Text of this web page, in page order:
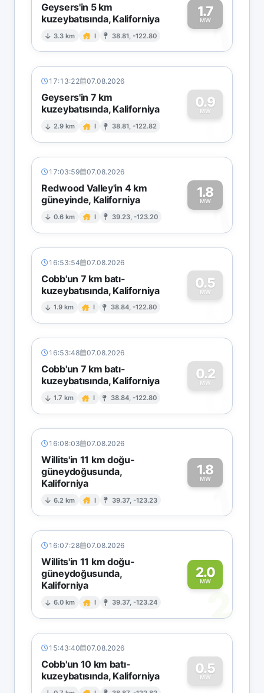
Geysers'in 5 km
kuzeybatısında, Kaliforniya
3.3 km I 38.81, -122.80
1.7
MW1
17:13:22 07.08.2026
Geysers'in 7 km
kuzeybatısında, Kaliforniya
2.9 km I 38.81, -122.82
0.9
MW
0
17:03:59 07.08.2026
Redwood Valley'in 4 km
güneyinde, Kaliforniya
0.6 km I 39.23, -123.20
1.8
MW1
16:53:54 07.08.2026
Cobb'un 7 km batı-
kuzeybatısında, Kaliforniya
1.9 km I 38.84, -122.80
0.5
MW
0
16:53:48 07.08.2026
Cobb'un 7 km batı-
kuzeybatısında, Kaliforniya
1.7 km I 38.84, -122.80
0.2
MW
0
16:08:03 07.08.2026
Willits'in 11 km doğu-
güneydoğusunda,
Kaliforniya
6.2 km I 39.37, -123.23
1.8
MW
1
16:07:28 07.08.2026
Willits'in 11 km doğu-
güneydoğusunda,
Kaliforniya
6.0 km I 39.37, -123.24
2.0
MW
2
15:43:40 07.08.2026
Cobb'un 10 km batı-
kuzeybatısında, Kaliforniya
0.5
MW